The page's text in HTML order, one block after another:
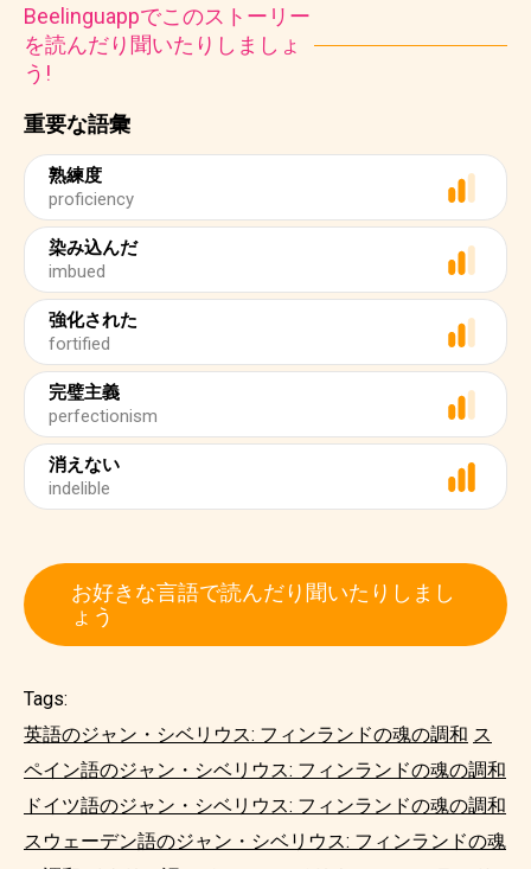
重要な語彙
熟練度
proficiency
染み込んだ
imbued
強化された
fortified
完璧主義
perfectionism
消えない
indelible
Beelinguappでこのストーリー
を読んだり聞いたりしましょ
う!
お好きな言語で読んだり聞いたりしまし
ょう
Tags:
英語のジャン・シベリウス: フィンランドの魂の調和 ス
ペイン語のジャン・シベリウス: フィンランドの魂の調和
ドイツ語のジャン・シベリウス: フィンランドの魂の調和
スウェーデン語のジャン・シベリウス: フィンランドの魂